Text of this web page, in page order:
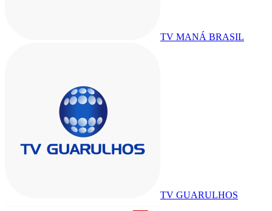
TV MANÁ BRASIL
TV GUARULHOS